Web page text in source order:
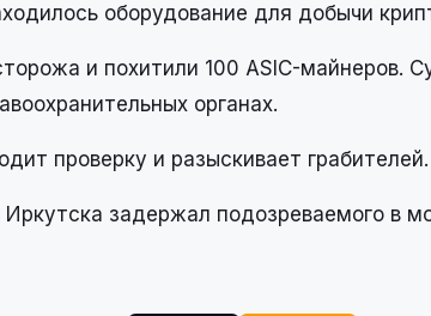
оборудование для добычи
и похитили 100 ASIC-майнеров.
органах.
проверку и разыскивает грабителей.
Иркутска задержал подозреваемого в